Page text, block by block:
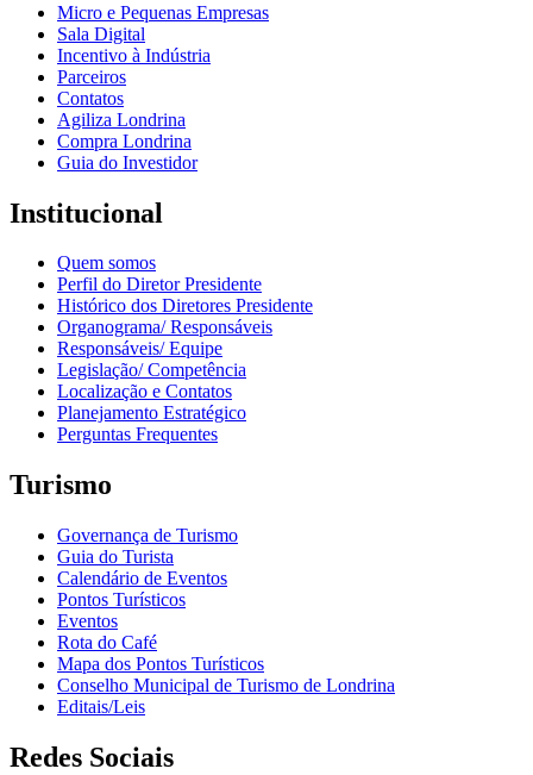
Micro e Pequenas Empresas
Sala Digital
Incentivo à Indústria
Parceiros
Contatos
Agiliza Londrina
Compra Londrina
Guia do Investidor
Institucional
Quem somos
Perfil do Diretor Presidente
Histórico dos Diretores Presidente
Organograma/ Responsáveis
Responsáveis/ Equipe
Legislação/ Competência
Localização e Contatos
Planejamento Estratégico
Perguntas Frequentes
Turismo
Governança de Turismo
Guia do Turista
Calendário de Eventos
Pontos Turísticos
Eventos
Rota do Café
Mapa dos Pontos Turísticos
Conselho Municipal de Turismo de Londrina
Editais/Leis
Redes Sociais